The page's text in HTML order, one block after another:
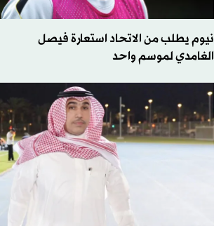
نيوم يطلب من الاتحاد استعارة فيصل
الغامدي لموسم واحد